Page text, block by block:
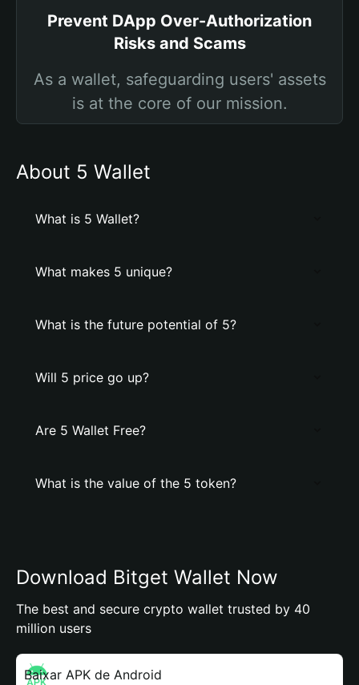
Prevent DApp Over-Authorization
Risks and Scams
As a wallet, safeguarding users' assets
is at the core of our mission.
About 5 Wallet
What is 5 Wallet?
What makes 5 unique?
What is the future potential of 5?
Will 5 price go up?
Are 5 Wallet Free?
What is the value of the 5 token?
Download Bitget Wallet Now
The best and secure crypto wallet trusted by 40
million users
Baixar APK de Android